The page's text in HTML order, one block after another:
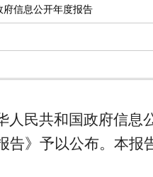
信息公开年度报告
民共和国政府信息
告》予以公布。本报